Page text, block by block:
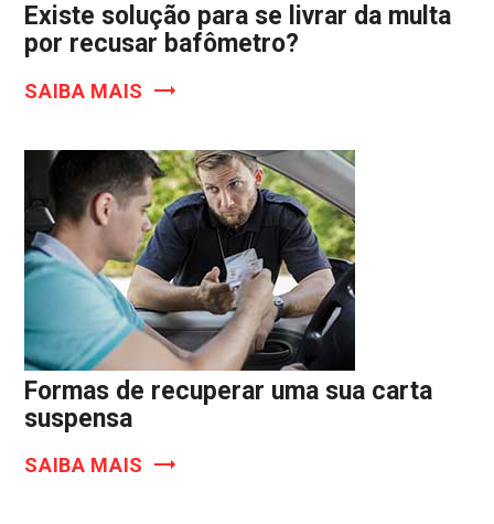
Existe solução para se livrar da multa
por recusar bafômetro?
SAIBA MAIS
Formas de recuperar uma sua carta
suspensa
SAIBA MAIS